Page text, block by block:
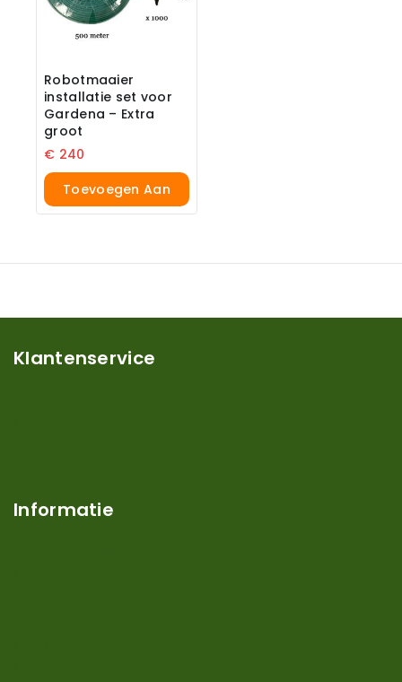
Robotmaaier
installatie set voor
Gardena – Extra
groot
€ 240
Toevoegen Aan
Winkelwagen
Klantenservice
Informatie